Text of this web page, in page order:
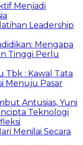
Menjadi
Leadership
Mengapa
Tinggi Perlu
Tbk : Kawal Tata
Menuju Pasar
Antusias, Yuni
Teknologi
Menilai Secara